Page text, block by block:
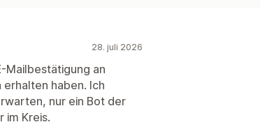
28. juli 2026
Mailbestätigung an
haben. Ich
nur ein Bot der
im Kreis.